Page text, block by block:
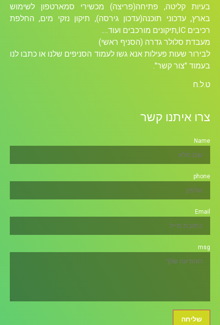
בעיות קליטה, פתיחה(פריצה) מכשירי סמארטפון לשימוש
בארץ, עדכוני תוכנה(עדכון גירסה), תיקון נזקי מים, החלפת
רכיבים ICׁ,תיקונים מורכבים ועוד….
מעבדת סלולר גדרה (הסניף ראשי)
לבירור שעות פעילות אנא גשו לעמוד הסניפים שלנו או כתבו לנו
בעמוד "צור קשר".
ט.ל.ח
צרו איתנו קשר
Name
phone
Email
msg
שליחה